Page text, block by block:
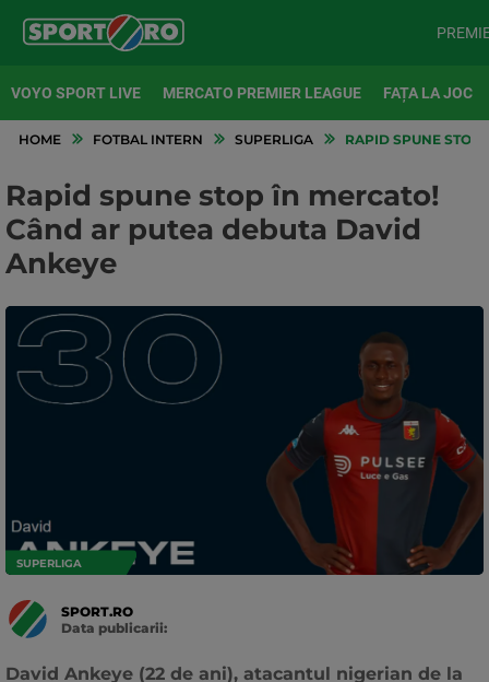
VOYO SPORT LIVE MERCATO PREMIER LEAGUE FAȚA LA JOC
HOME FOTBAL INTERN SUPERLIGA RAPID SPUNE STOP
Rapid spune stop în mercato!
Când ar putea debuta David
Ankeye
SUPERLIGA
SPORT.RO
Data publicarii:
David Ankeye (22 de ani), atacantul nigerian de la